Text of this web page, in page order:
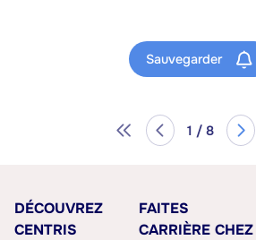
Sauvegarder
1 / 8
DÉCOUVREZ
CENTRIS
FAITES
CARRIÈRE CHEZ